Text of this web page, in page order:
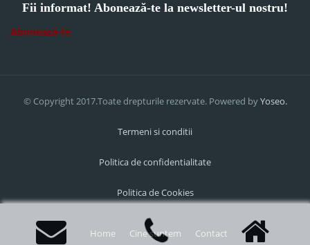
Fii informat! Abonează-te la newsletter-ul nostru!
Abonează-te
© Copyright 2017.Toate drepturile rezervate. Powered byYoseo.
Termeni si conditii
Politica de confidentialitate
Politica de Cookies
Home Cine suntem Contact